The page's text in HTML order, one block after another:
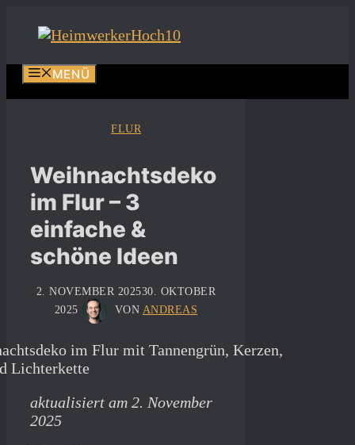
Inhalt
MENÜ
FLUR
Weihnachtsdeko
im Flur – 3
einfache &
schöne Ideen
2. NOVEMBER 202530. OKTOBER
2025
VON ANDREAS
aktualisiert am 2. November
2025